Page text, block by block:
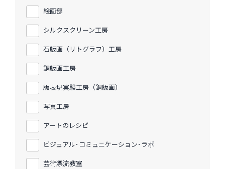
絵画部
シルクスクリーン工房
石版画（リトグラフ）工房
銅版画工房
版表現実験工房（銅版画）
写真工房
アートのレシピ
ビジュアル･コミュニケーション･ラボ
芸術漂流教室